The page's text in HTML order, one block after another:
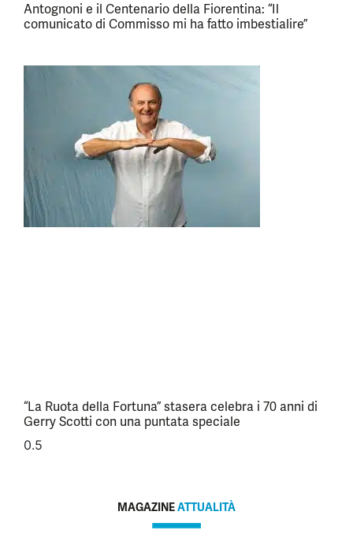
Antognoni e il Centenario della Fiorentina: “Il
comunicato di Commisso mi ha fatto imbestialire”
“La Ruota della Fortuna” stasera celebra i 70 anni di
Gerry Scotti con una puntata speciale
MAGAZINEATTUALITÀ